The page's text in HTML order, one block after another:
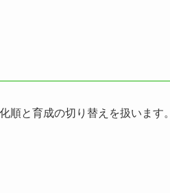
順と育成の切り替えを扱います。